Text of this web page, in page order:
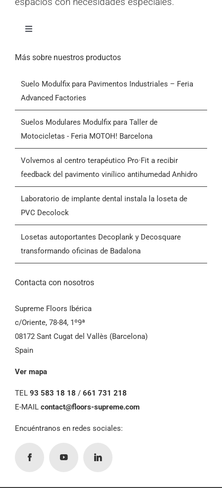
navegación
Productos
Quiénes somos
Contactar
Condiciones Generales de Venta (CGV)
Suelo Modulfix para Pavimentos Industriales – Feria
Advanced Factories
Suelos Modulares Modulfix para Taller de
Motocicletas - Feria MOTOH! Barcelona
Volvemos al centro terapéutico Pro·Fit a recibir
feedback del pavimento vinílico antihumedad Anhidro
Laboratorio de implante dental instala la loseta de
PVC Decolock
Losetas autoportantes Decoplank y Decosquare
transformando oficinas de Badalona
Supreme Floors Ibérica
c/Oriente, 78-84, 1º9ª
08172 Sant Cugat del Vallès (Barcelona)
TEL93 583 18 18/661 731 218